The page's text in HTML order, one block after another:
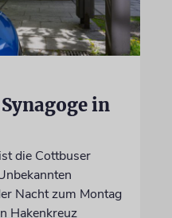
in
die Cottbuser
Nacht zum Montag
Hakenkreuz